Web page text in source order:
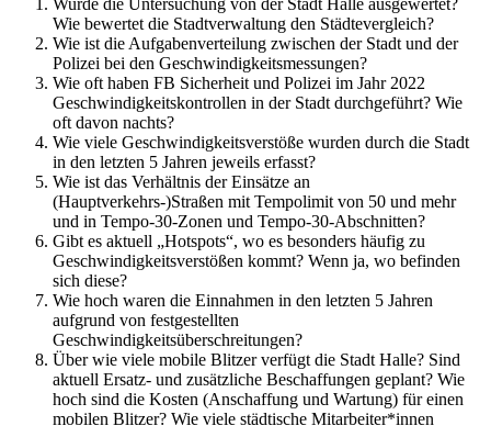
Wie bewertet die Stadtverwaltung den Städtevergleich?
Wie ist die Aufgabenverteilung zwischen der Stadt und der
Polizei bei den Geschwindigkeitsmessungen?
Wie oft haben FB Sicherheit und Polizei im Jahr 2022
Geschwindigkeitskontrollen in der Stadt durchgeführt? Wie
oft davon nachts?
Wie viele Geschwindigkeitsverstöße wurden durch die Stadt
in den letzten 5 Jahren jeweils erfasst?
Wie ist das Verhältnis der Einsätze an
(Hauptverkehrs-)Straßen mit Tempolimit von 50 und mehr
und in Tempo-30-Zonen und Tempo-30-Abschnitten?
Gibt es aktuell „Hotspots“, wo es besonders häufig zu
Geschwindigkeitsverstößen kommt? Wenn ja, wo befinden
sich diese?
Wie hoch waren die Einnahmen in den letzten 5 Jahren
aufgrund von festgestellten
Geschwindigkeitsüberschreitungen?
Über wie viele mobile Blitzer verfügt die Stadt Halle? Sind
aktuell Ersatz- und zusätzliche Beschaffungen geplant? Wie
hoch sind die Kosten (Anschaffung und Wartung) für einen
mobilen Blitzer? Wie viele städtische Mitarbeiter*innen